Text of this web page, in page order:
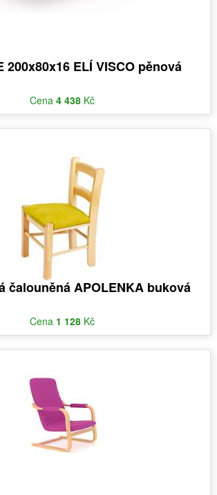
200x80x16 ELÍ VISCO pěnová
Cena 4 438 Kč
čalouněná APOLENKA buková
Cena 1 128 Kč